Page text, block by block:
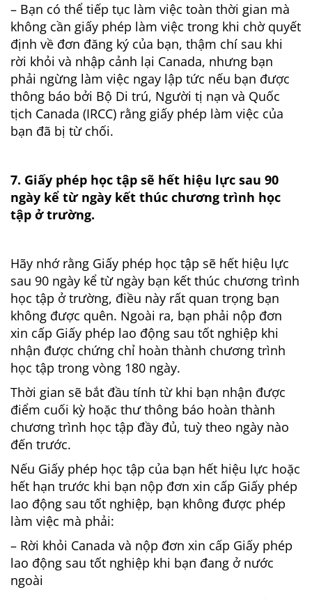
– Bạn có thể tiếp tục làm việc toàn thời gian mà
không cần giấy phép làm việc trong khi chờ quyết
định về đơn đăng ký của bạn, thậm chí sau khi
rời khỏi và nhập cảnh lại Canada, nhưng bạn
phải ngừng làm việc ngay lập tức nếu bạn được
thông báo bởi Bộ Di trú, Người tị nạn và Quốc
tịch Canada (IRCC) rằng giấy phép làm việc của
bạn đã bị từ chối.
7. Giấy phép học tập sẽ hết hiệu lực sau 90
ngày kể từ ngày kết thúc chương trình học
tập ở trường.
Hãy nhớ rằng Giấy phép học tập sẽ hết hiệu lực
sau 90 ngày kể từ ngày bạn kết thúc chương trình
học tập ở trường, điều này rất quan trọng bạn
không được quên. Ngoài ra, bạn phải nộp đơn
xin cấp Giấy phép lao động sau tốt nghiệp khi
nhận được chứng chỉ hoàn thành chương trình
học tập trong vòng 180 ngày.
Thời gian sẽ bắt đầu tính từ khi bạn nhận được
điểm cuối kỳ hoặc thư thông báo hoàn thành
chương trình học tập đầy đủ, tuỳ theo ngày nào
đến trước.
Nếu Giấy phép học tập của bạn hết hiệu lực hoặc
hết hạn trước khi bạn nộp đơn xin cấp Giấy phép
lao động sau tốt nghiệp, bạn không được phép
làm việc mà phải:
– Rời khỏi Canada và nộp đơn xin cấp Giấy phép
lao động sau tốt nghiệp khi bạn đang ở nước
ngoài